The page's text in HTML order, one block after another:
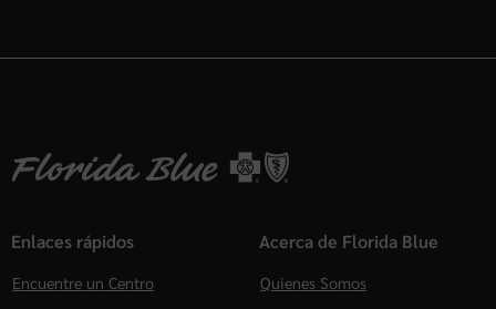
Enlaces rápidos
Encuentre un Centro
Acerca de Florida Blue
Quienes Somos